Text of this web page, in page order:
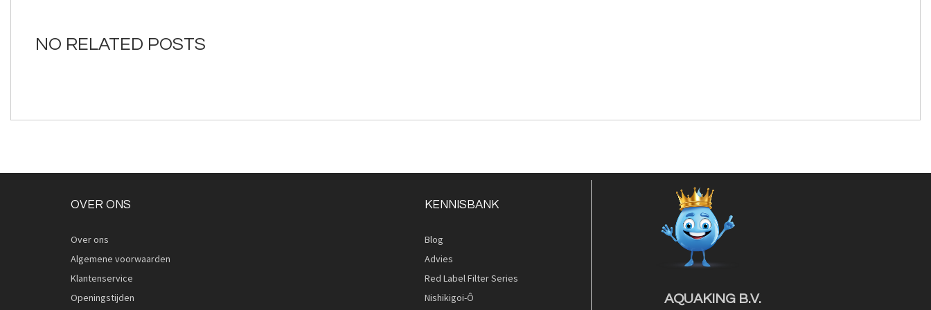
gallerijNO RELATED POSTS
OVER ONS
Over ons
Algemene voorwaarden
Klantenservice
Openingstijden
KENNISBANK
Blog
Advies
Red Label Filter Series
Nishikigoi-Ô
AQUAKING B.V.